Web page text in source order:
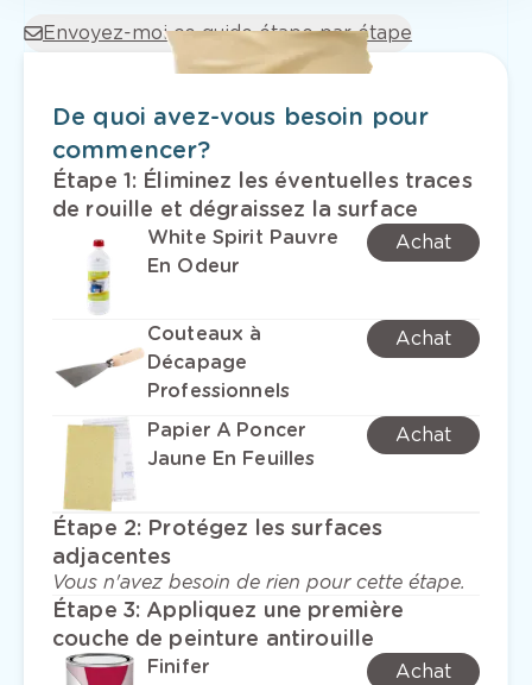
Envoyez-moi ce guide étape par étape
De quoi avez-vous besoin pour
commencer?
Étape 1: Éliminez les éventuelles traces
de rouille et dégraissez la surface
White Spirit Pauvre
En Odeur
Achat
Couteaux à
Décapage
Professionnels
Achat
Papier A Poncer
Jaune En Feuilles
Achat
Étape 2: Protégez les surfaces
adjacentes
Vous n'avez besoin de rien pour cette étape.
Étape 3: Appliquez une première
couche de peinture antirouille
Finifer Achat